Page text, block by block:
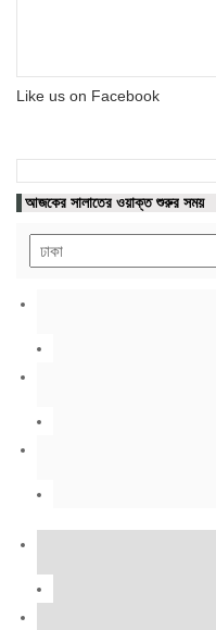
Like us on Facebook
আজকের সালাতের ওয়াক্ত শুরুর সময়